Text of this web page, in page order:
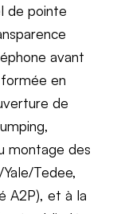
de pointe
avant
en
de
montage des
Tedee,
A2P), et à la